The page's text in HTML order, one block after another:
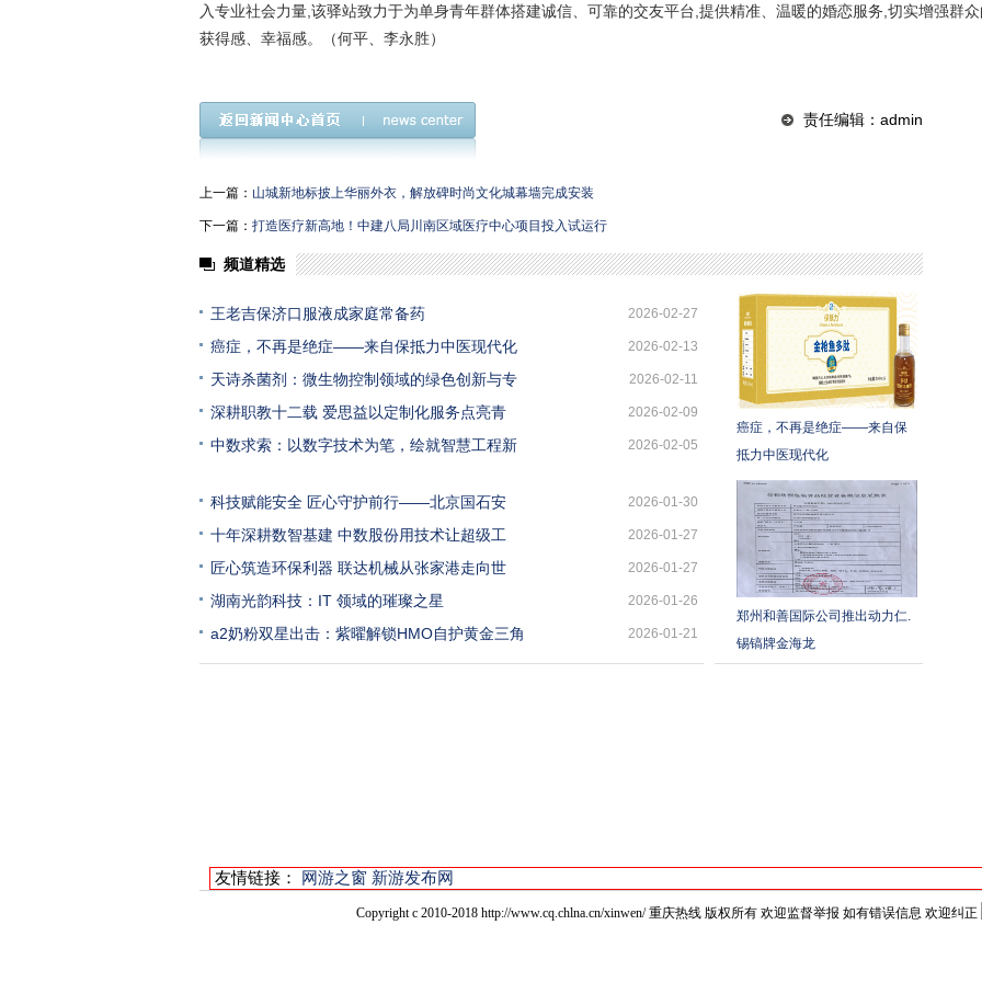
入专业社会力量,该驿站致力于为单身青年群体搭建诚信、可靠的交友平台,提供精准、温暖的婚恋服务,切实增强群
获得感、幸福感。（何平、李永胜）
责任编辑：admin
上一篇： 山城新地标披上华丽外衣，解放碑时尚文化城幕墙完成安装
下一篇： 打造医疗新高地！中建八局川南区域医疗中心项目投入试运行
频道精选
王老吉保济口服液成家庭常备药 2026-02-27
癌症，不再是绝症——来自保抵力中医现代化 2026-02-13
天诗杀菌剂：微生物控制领域的绿色创新与专 2026-02-11
深耕职教十二载 爱思益以定制化服务点亮青 2026-02-09
中数求索：以数字技术为笔，绘就智慧工程新 2026-02-05
科技赋能安全 匠心守护前行——北京国石安 2026-01-30
十年深耕数智基建 中数股份用技术让超级工 2026-01-27
匠心筑造环保利器 联达机械从张家港走向世 2026-01-27
湖南光韵科技：IT 领域的璀璨之星 2026-01-26
a2奶粉双星出击：紫曜解锁HMO自护黄金三角 2026-01-21
癌症，不再是绝症——来自保
抵力中医现代化
郑州和善国际公司推出动力仁.
锡镐牌金海龙
友情链接： 网游之窗 新游发布网
Copyright c 2010-2018 http://www.cq.chlna.cn/xinwen/ 重庆热线 版权所有 欢迎监督举报 如有错误信息 欢迎纠正